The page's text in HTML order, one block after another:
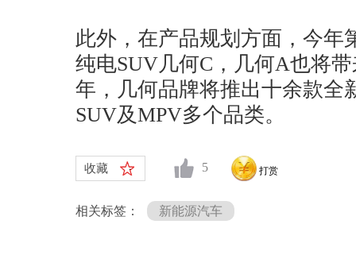
此外，在产品规划方面，今年
纯电SUV几何C，几何A也将
年，几何品牌将推出十余款全
SUV及MPV多个品类。
收藏 5 打赏
相关标签： 新能源汽车